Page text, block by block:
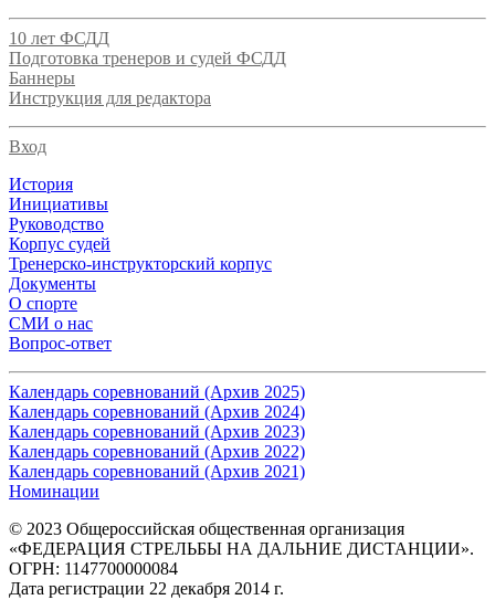
10 лет ФСДД
Подготовка тренеров и судей ФСДД
Баннеры
Инструкция для редактора
Вход
История
Инициативы
Руководство
Корпус судей
Тренерско-инструкторский корпус
Документы
О спорте
СМИ о нас
Вопрос-ответ
Календарь соревнований (Архив 2025)
Календарь соревнований (Архив 2024)
Календарь соревнований (Архив 2023)
Календарь соревнований (Архив 2022)
Календарь соревнований (Архив 2021)
Номинации
© 2023 Общероссийская общественная организация
«ФЕДЕРАЦИЯ СТРЕЛЬБЫ НА ДАЛЬНИЕ ДИСТАНЦИИ».
ОГРН: 1147700000084
Дата регистрации 22 декабря 2014 г.